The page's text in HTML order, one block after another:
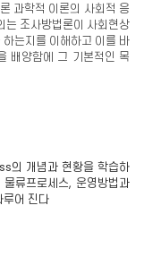
과학적 이론의 사회적 응
는 조사방법론이 사회현상
는지를 이해하고 이를 바
배양함에 그 기본적인 목
의 개념과 현황을 학습하
류프로세스, 운영방법과
루어 진다